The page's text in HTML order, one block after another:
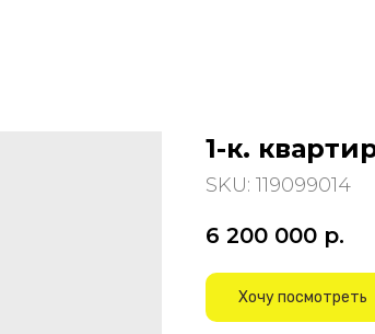
1-к.
SKU: 119099014
6 200 000 р.
Хочу посмотреть